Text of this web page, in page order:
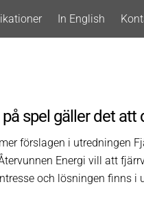
In English
spel gäller det
förslagen i utredningen
Energi vill att
och lösningen finns